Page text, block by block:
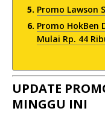
Promo Lawson
Promo HokBen
Mulai Rp. 44
UPDATE
MINGGU INI